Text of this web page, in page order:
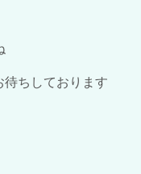
待ちしております